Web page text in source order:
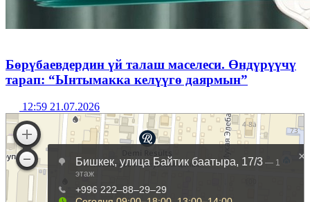
Бөрүбаевдердин үй талаш маселеси. Өндүрүүчү
тарап: “Ынтымакка келүүгө даярмын”
12:59 21.07.2026